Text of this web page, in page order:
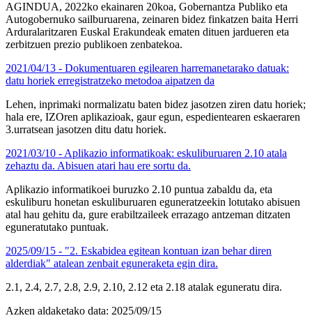
AGINDUA, 2022ko ekainaren 20koa, Gobernantza Publiko eta
Autogobernuko sailburuarena, zeinaren bidez finkatzen baita Herri
Arduralaritzaren Euskal Erakundeak ematen dituen jardueren eta
zerbitzuen prezio publikoen zenbatekoa.
2021/04/13 - Dokumentuaren egilearen harremanetarako datuak:
datu horiek erregistratzeko metodoa aipatzen da
Lehen, inprimaki normalizatu baten bidez jasotzen ziren datu horiek;
hala ere, IZOren aplikazioak, gaur egun, espedientearen eskaeraren
3.urratsean jasotzen ditu datu horiek.
2021/03/10 - Aplikazio informatikoak: eskuliburuaren 2.10 atala
zehaztu da. Abisuen atari hau ere sortu da.
Aplikazio informatikoei buruzko 2.10 puntua zabaldu da, eta
eskuliburu honetan eskuliburuaren eguneratzeekin lotutako abisuen
atal hau gehitu da, gure erabiltzaileek errazago antzeman ditzaten
eguneratutako puntuak.
2025/09/15 - "2. Eskabidea egitean kontuan izan behar diren
alderdiak" atalean zenbait eguneraketa egin dira.
2.1, 2.4, 2.7, 2.8, 2.9, 2.10, 2.12 eta 2.18 atalak eguneratu dira.
Azken aldaketako data: 2025/09/15